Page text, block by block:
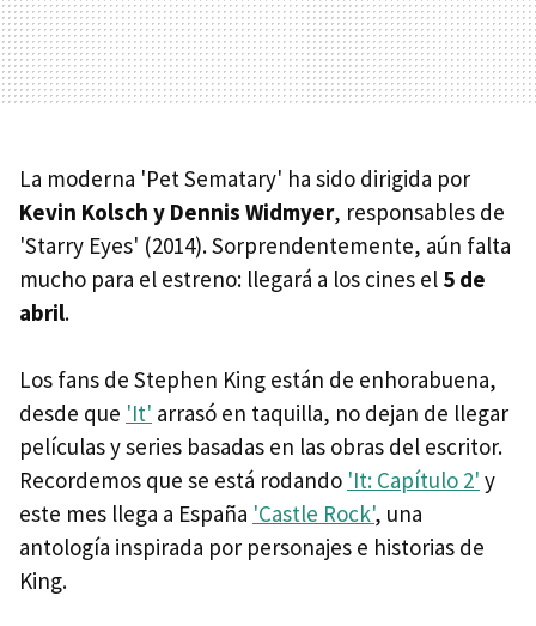
La moderna 'Pet Sematary' ha sido dirigida por
Kevin Kolsch y Dennis Widmyer, responsables de
'Starry Eyes' (2014). Sorprendentemente, aún falta
mucho para el estreno: llegará a los cines el 5 de
abril.
Los fans de Stephen King están de enhorabuena,
desde que 'It' arrasó en taquilla, no dejan de llegar
películas y series basadas en las obras del escritor.
Recordemos que se está rodando 'It: Capítulo 2' y
este mes llega a España 'Castle Rock', una
antología inspirada por personajes e historias de
King.